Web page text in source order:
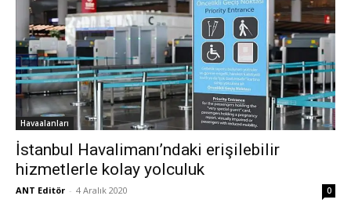
Havaalanları
İstanbul Havalimanı’ndaki erişilebilir
hizmetlerle kolay yolculuk
ANT Editör - 4 Aralık 2020 0